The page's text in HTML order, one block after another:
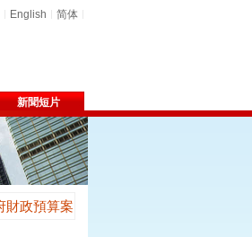
English 简体
新聞短片